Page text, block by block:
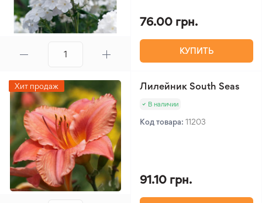
76.00 грн.
КУПИТЬ
Хит продаж Лилейник South Seas
В наличии
Код товара: 11203
91.10 грн.